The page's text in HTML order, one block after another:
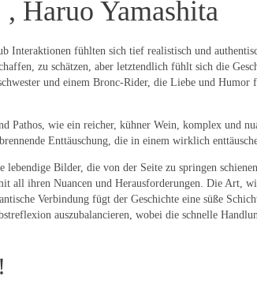
Haruo Yamashita
Interaktionen fühlten sich tief realistisch und
zu schätzen, aber letztendlich fühlt sich die
und einem Bronc-Rider, die Liebe und
Pathos, wie ein reicher, kühner Wein, komplex und
Enttäuschung, die in einem wirklich
Bilder, die von der Seite zu springen
all ihren Nuancen und Herausforderungen. Die Art,
Verbindung fügt der Geschichte eine süße
auszubalancieren, wobei die schnelle